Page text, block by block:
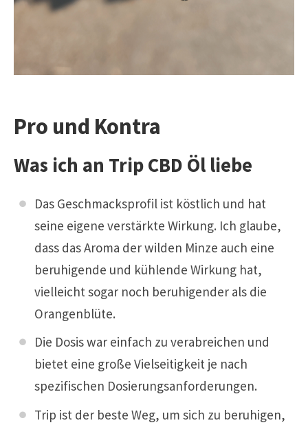
Pro und Kontra
Was ich an Trip CBD Öl liebe
Das Geschmacksprofil ist köstlich und hat
seine eigene verstärkte Wirkung. Ich glaube,
dass das Aroma der wilden Minze auch eine
beruhigende und kühlende Wirkung hat,
vielleicht sogar noch beruhigender als die
Orangenblüte.
Die Dosis war einfach zu verabreichen und
bietet eine große Vielseitigkeit je nach
spezifischen Dosierungsanforderungen.
Trip ist der beste Weg, um sich zu beruhigen,